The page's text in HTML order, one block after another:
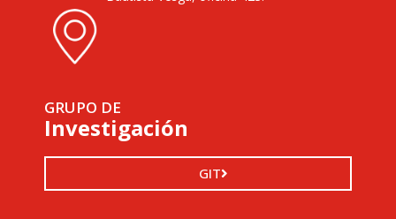
GRUPO DE
Investigación
GIT